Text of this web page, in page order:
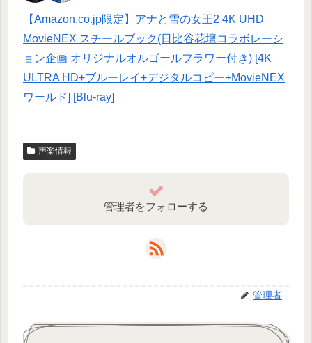
【Amazon.co.jp限定】アナと雪の女王2 4K UHD
MovieNEX スチールブック(日比谷花壇コラボレーシ
ョン企画 オリジナルオルゴールフラワー付き) [4K
ULTRA HD+ブルーレイ+デジタルコピー+MovieNEX
ワールド] [Blu-ray]
声楽情報
管理者をフォローする
管理者